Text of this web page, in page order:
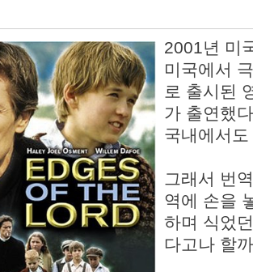
2001년 미
미국에서
로 출시된
가 출연했
국내에서
그래서 번
역에 손을
하며 식었
다고나 할